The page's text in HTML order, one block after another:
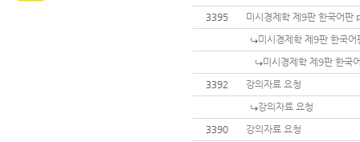
3395
미시경제학 제9판 한국어판
미시경제학 제9판 한국
미시경제학 제9판 한국
3392
강의자료 요청
강의자료 요청
3390
강의자료 요청